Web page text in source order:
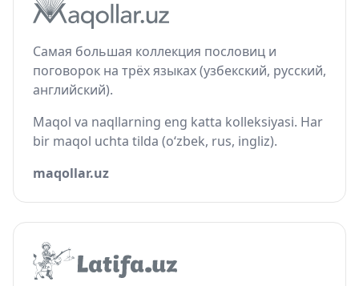
Самая большая коллекция пословиц и
поговорок на трёх языках (узбекский, русский,
английский).
Maqol va naqllarning eng katta kolleksiyasi. Har
bir maqol uchta tilda (o‘zbek, rus, ingliz).
maqollar.uz